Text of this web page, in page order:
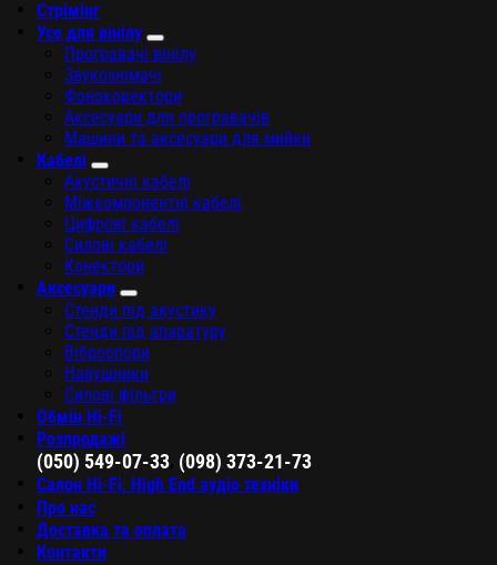
Стрімінг
Усе для вінілу
Програвачі вінілу
Звукознімачі
Фонокоректори
Аксесуари для програвачів
Машини та аксесуари для мийки
Кабелі
Акустичні кабелі
Міжкомпонентні кабелі
Цифрові кабелі
Силові кабелі
Конектори
Аксесуари
Стенди під акустику
Стенди під апаратуру
Віброопори
Навушники
Силові фільтри
Обмін Hi-Fi
Розпродажі
(050) 549-07-33 (098) 373-21-73
Салон Hi-Fi, High End аудіо техніки
Про нас
Доставка та оплата
Контакти